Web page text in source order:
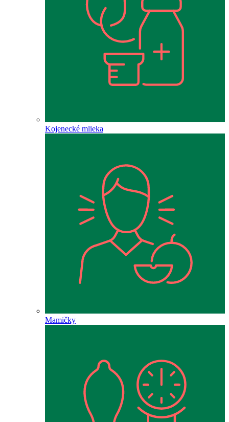
Kojenecké mlieka
Mamičky